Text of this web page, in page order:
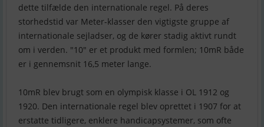
dette tilfælde den internationale regel. På deres
storhedstid var Meter-klasser den vigtigste gruppe af
internationale sejladser, og de kører stadig aktivt rundt
om i verden. "10" er et produkt med formlen; 10mR både
er i gennemsnit 16,5 meter lange.
10mR blev brugt som en olympisk klasse i OL 1912 og
1920. Den internationale regel blev oprettet i 1907 for at
erstatte tidligere, enklere handicapsystemer, som ofte